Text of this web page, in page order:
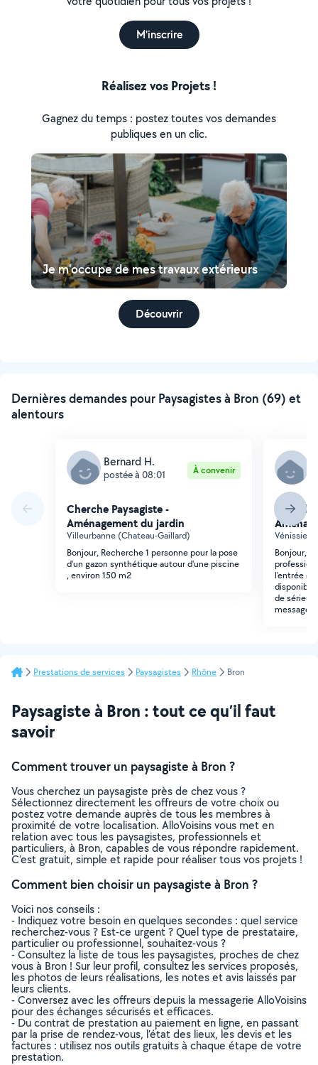
M'inscrire
Réalisez vos Projets !
Gagnez du temps : postez toutes vos demandes
publiques en un clic.
Je m'occupe de mes travaux extérieurs
Découvrir
Dernières demandes pour Paysagistes à Bron (69) et
alentours
Bernard H.
postée à 08:01 À convenir
Cherche Paysagiste -
Aménagement du jardin
Villeurbanne (Chateau-Gaillard)
Bonjour, Recherche 1 personne pour la pose
d'un gazon synthétique autour d'une piscine
, environ 150 m2
Bonjour,
l'entrée de
disponible
de
message
Prestations de services Paysagistes Rhône Bron
Paysagiste à Bron : tout ce qu’il faut
savoir
Comment trouver un paysagiste à Bron ?
Vous cherchez un paysagiste près de chez vous ?
Sélectionnez directement les offreurs de votre choix ou
postez votre demande auprès de tous les membres à
proximité de votre localisation. AlloVoisins vous met en
relation avec tous les paysagistes, professionnels et
particuliers, à Bron, capables de vous répondre rapidement.
C’est gratuit, simple et rapide pour réaliser tous vos projets !
Comment bien choisir un paysagiste à Bron ?
Voici nos conseils :
- Indiquez votre besoin en quelques secondes : quel service
recherchez-vous ? Est-ce urgent ? Quel type de prestataire,
particulier ou professionnel, souhaitez-vous ?
- Consultez la liste de tous les paysagistes, proches de chez
vous à Bron ! Sur leur profil, consultez les services proposés,
les photos de leurs réalisations, les notes et avis laissés par
leurs clients.
- Conversez avec les offreurs depuis la messagerie AlloVoisins
pour des échanges sécurisés et efficaces.
- Du contrat de prestation au paiement en ligne, en passant
par la prise de rendez-vous, l’état des lieux, les devis et les
factures : utilisez nos outils gratuits à chaque étape de votre
prestation.